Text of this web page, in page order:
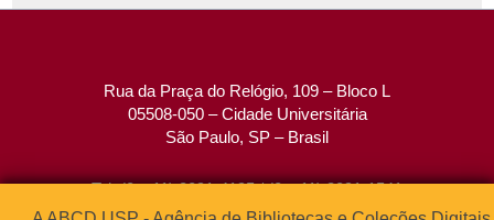
Rua da Praça do Relógio, 109 – Bloco L
05508-050 – Cidade Universitária
São Paulo, SP – Brasil
Tel: (0xx11) 3091-4195 / (0xx11) 3091-1541
Fax: (0xx11) 3091-1567